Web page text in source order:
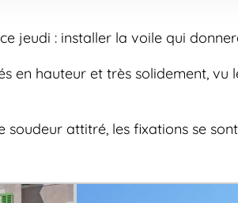
jeudi : installer la voile qui
en hauteur et très solidement,
attitré, les fixations se